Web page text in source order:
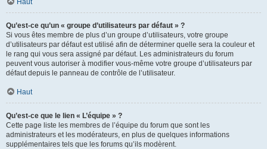
Haut
Qu’est-ce qu’un « groupe d’utilisateurs par défaut » ?
Si vous êtes membre de plus d’un groupe d’utilisateurs, votre groupe
d’utilisateurs par défaut est utilisé afin de déterminer quelle sera la couleur et
le rang qui vous sera assigné par défaut. Les administrateurs du forum
peuvent vous autoriser à modifier vous-même votre groupe d’utilisateurs par
défaut depuis le panneau de contrôle de l’utilisateur.
Haut
Qu’est-ce que le lien « L’équipe » ?
Cette page liste les membres de l’équipe du forum que sont les
administrateurs et les modérateurs, en plus de quelques informations
supplémentaires tels que les forums qu’ils modèrent.